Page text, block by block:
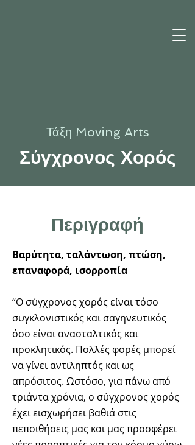
Τάξη Moving Arts
Σύγχρονος Χορός
​Περιγραφή
Βαρύτητα, ταλάντωση, πτώση,
επαναφορά, ισορροπία
“Ο σύγχρονος χορός είναι τόσο
συγκλονιστικός και σαγηνευτικός
όσο είναι ανασταλτικός και
προκλητικός. Πολλές φορές μπορεί
να γίνει αντιληπτός και ως
απρόσιτος. Ωστόσο, για πάνω από
τριάντα χρόνια, ο σύγχρονος χορός
έχει εισχωρήσει βαθιά στις
πεποιθήσεις μας και μας προσφέρει